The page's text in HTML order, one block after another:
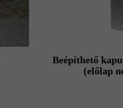
Beépíthető
(előlap